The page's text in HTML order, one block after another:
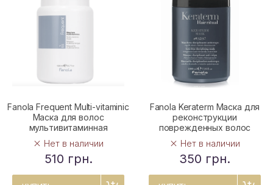
Fanola Frequent Multi-vitaminic
Маска для волос
мультивитаминная
Нет в наличии
510 грн.
Fanola Keraterm Маска для
реконструкции
поврежденных волос
Нет в наличии
350 грн.